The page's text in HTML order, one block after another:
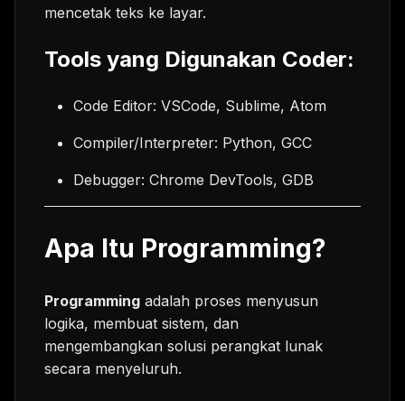
mencetak teks ke layar.
Tools yang Digunakan Coder:
Code Editor: VSCode, Sublime, Atom
Compiler/Interpreter: Python, GCC
Debugger: Chrome DevTools, GDB
Apa Itu Programming?
Programming adalah proses menyusun
logika, membuat sistem, dan
mengembangkan solusi perangkat lunak
secara menyeluruh.